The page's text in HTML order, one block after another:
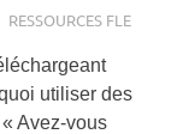
RESSOURCES FLE
utiliser des
Avez-vous